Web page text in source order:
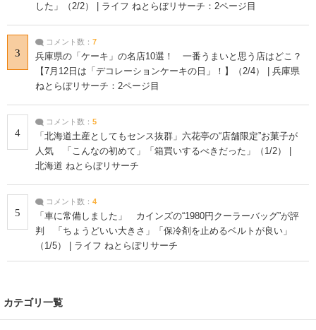
した」（2/2） | ライフ ねとらぼリサーチ：2ページ目
3
コメント数： 7
兵庫県の「ケーキ」の名店10選！ 一番うまいと思う店はどこ？
【7月12日は「デコレーションケーキの日」！】（2/4） | 兵庫県
ねとらぼリサーチ：2ページ目
4
コメント数： 5
「北海道土産としてもセンス抜群」六花亭の“店舗限定”お菓子が
人気 「こんなの初めて」「箱買いするべきだった」（1/2） |
北海道 ねとらぼリサーチ
5
コメント数： 4
「車に常備しました」 カインズの“1980円クーラーバッグ”が評
判 「ちょうどいい大きさ」「保冷剤を止めるベルトが良い」
（1/5） | ライフ ねとらぼリサーチ
カテゴリ一覧